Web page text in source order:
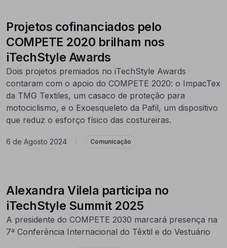
Projetos cofinanciados pelo
COMPETE 2020 brilham nos
iTechStyle Awards
Dois projetos premiados no iTechStyle Awards
contaram com o apoio do COMPETE 2020: o ImpacTex
da TMG Textiles, um casaco de proteção para
motociclismo, e o Exoesqueleto da Pafil, um dispositivo
que reduz o esforço físico das costureiras.
6 de Agosto 2024 Comunicação
Alexandra Vilela participa no
iTechStyle Summit 2025
A presidente do COMPETE 2030 marcará presença na
7ª Conferência Internacional do Têxtil e do Vestuário